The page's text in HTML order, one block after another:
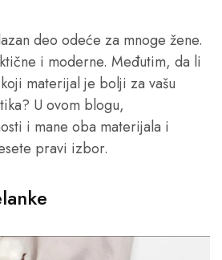
deo odeće za mnoge žene.
i moderne. Međutim, da li
materijal je bolji za vašu
U ovom blogu,
i mane oba materijala i
pravi izbor.